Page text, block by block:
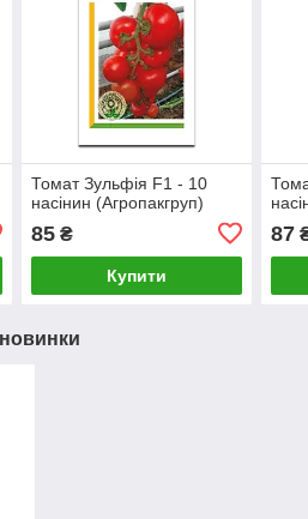
Томат Зульфія F1 - 10
насінин (Агропакгруп)
85₴
Купити
87
новинки